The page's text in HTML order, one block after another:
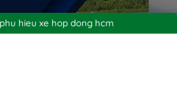
hieu xe hop dong hcm